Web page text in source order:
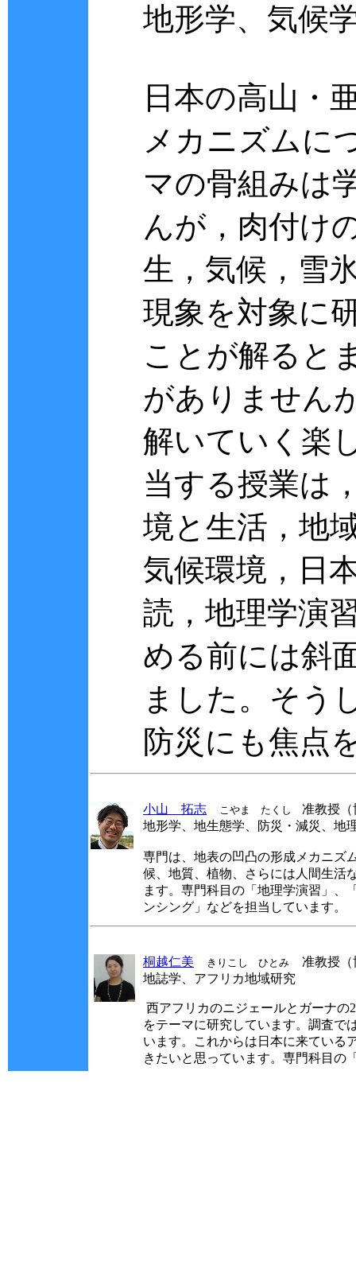
地形学、気候
日本の高山・
メカニズムに
マの骨組みは
んが，肉付け
生，気候，雪
現象を対象に
ことが解ると
がありません
解いていく楽
当する授業は
境と生活，地
気候環境，日
読，地理学演
める前には斜
ました。そう
防災にも焦点
小山 拓志 こやま たくし 准教授（
地形学、地生態学、防災・減災、地
専門は、地表の凹凸の形成メカニズ
候、地質、植物、さらには人間生活
ます。専門科目の「地理学演習」、
ンシング」などを担当しています。
桐越仁美 きりこし ひとみ 准教授（
地誌学、アフリカ地域研究
西アフリカのニジェールとガーナ
をテーマに研究しています。調査で
います。これからは日本に来ている
きたいと思っています。専門科目の